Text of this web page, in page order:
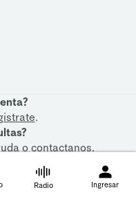
.
ocontactanos.
Radio Ingresar